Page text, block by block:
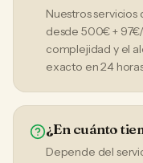
Nuestros
desde 500€ +
complejidad y el
exacto en 24
¿En cuánto
Depende del